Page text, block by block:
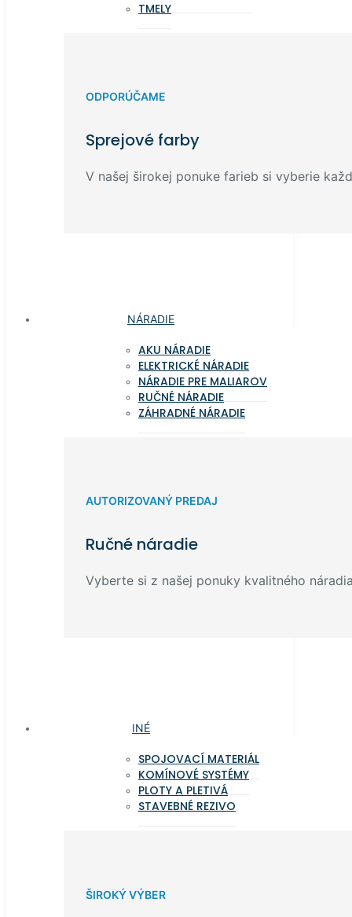
TMELY
ODPORÚČAME
Sprejové farby
V našej širokej ponuke farieb si vyberie
NÁRADIE
AKU NÁRADIE
ELEKTRICKÉ NÁRADIE
NÁRADIE PRE MALIAROV
RUČNÉ NÁRADIE
ZÁHRADNÉ NÁRADIE
AUTORIZOVANÝ PREDAJ
Ručné náradie
Vyberte si z našej ponuky kvalitného
INÉ
SPOJOVACÍ MATERIÁL
KOMÍNOVÉ SYSTÉMY
PLOTY A PLETIVÁ
STAVEBNÉ REZIVO
ŠIROKÝ VÝBER